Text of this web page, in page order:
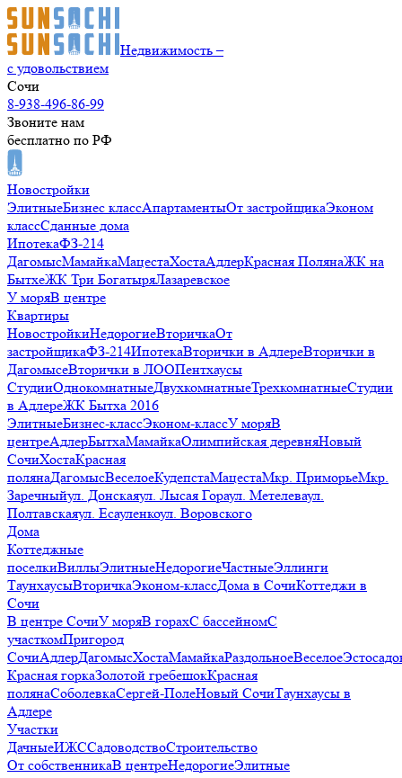
Недвижимость –
с удовольствием
Сочи
8-938-496-86-99
Звоните нам
бесплатно по РФ
Новостройки
ЭлитныеБизнес классАпартаментыОт застройщикаЭконом
классСданные дома
ИпотекаФЗ-214
ДагомысМамайкаМацестаХостаАдлерКрасная ПолянаЖК на
БытхеЖК Три БогатыряЛазаревское
У моряВ центре
Квартиры
НовостройкиНедорогиеВторичкаОт
застройщикаФЗ-214ИпотекаВторички в АдлереВторички в
ДагомысеВторички в ЛООПентхаусы
СтудииОднокомнатныеДвухкомнатныеТрехкомнатныеСтудии
в АдлереЖК Бытха 2016
ЭлитныеБизнес-классЭконом-классУ моряВ
центреАдлерБытхаМамайкаОлимпийская деревняНовый
СочиХостаКрасная
полянаДагомысВеселоеКудепстаМацестаМкр. ПриморьеМкр.
Заречныйул. Донскаяул. Лысая Гораул. Метелеваул.
Полтавскаяул. Есауленкоул. Воровского
Дома
Коттеджные
поселкиВиллыЭлитныеНедорогиеЧастныеЭллинги
ТаунхаусыВторичкаЭконом-классДома в СочиКоттеджи в
Сочи
В центре СочиУ моряВ горахС бассейномС
участкомПригород
СочиАдлерДагомысХостаМамайкаРаздольноеВеселое
Красная горкаЗолотой гребешокКрасная
полянаСоболевкаСергей-ПолеНовый СочиТаунхаусы в
Адлере
Участки
ДачныеИЖССадоводствоСтроительство
От собственникаВ центреНедорогиеЭлитные